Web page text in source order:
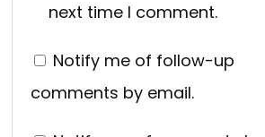
next time I comment.
Notify me of follow-up
comments by email.